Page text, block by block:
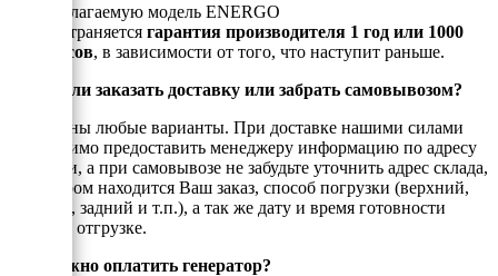
На предлагаемую модель ENERGO
распространяется гарантия производителя 1 год или 1000
моточасов, в зависимости от того, что наступит раньше.
Можно ли заказать доставку или забрать самовывозом?
Возможны любые варианты. При доставке нашими силами
необходимо предоставить менеджеру информацию по адресу
доставки, а при самовывозе не забудьте уточнить адрес склада,
на котором находится Ваш заказ, способ погрузки (верхний,
боковой, задний и т.п.), а так же дату и время готовности
товара к отгрузке.
Как можно оплатить генератор?